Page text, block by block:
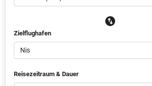
Zielflughafen
Reisezeitraum & Dauer